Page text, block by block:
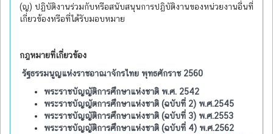
(ญ) ปฏิบัติงานร่วมกับหรือสนับสนุนการปฏิบัติงานของหน่วยงานอื่นที่
เกี่ยวข้องหรือที่ได้รับมอบหมาย
กฎหมายที่เกี่ยวข้อง
รัฐธรรมนูญแห่งราชอาณาจักรไทย พุทธศักราช 2560
พระราชบัญญัติการศึกษาแห่งชาติ พ.ศ. 2542
พระราชบัญญัตการศึกษาแห่งชาติ (ฉบับที่ 2) พ.ศ.2545
พระราชบัญญัติการศึกษาแห่งชาติ (ฉบับที่ 3) พ.ศ.2553
พระราชบัญญัติการศึกษาแห่งชาติ (ฉบับที่ 4) พ.ศ.2562